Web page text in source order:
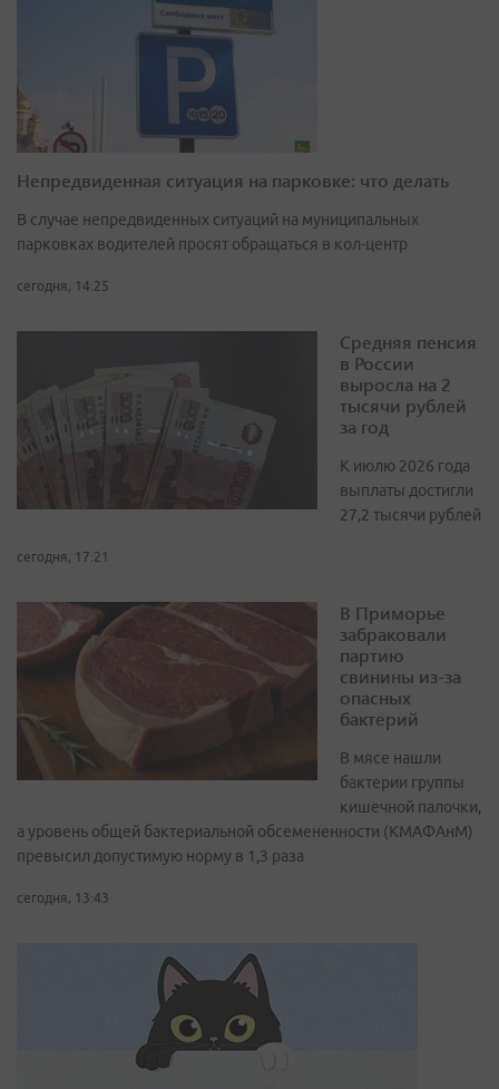
Непредвиденная ситуация на парковке: что делать
В случае непредвиденных ситуаций на муниципальных
парковках водителей просят обращаться в кол-центр
сегодня, 14:25
Средняя пенсия
в России
выросла на 2
тысячи рублей
за год
К июлю 2026 года
выплаты достигли
27,2 тысячи рублей
сегодня, 17:21
В Приморье
забраковали
партию
свинины из-за
опасных
бактерий
В мясе нашли
бактерии группы
кишечной палочки,
а уровень общей бактериальной обсемененности (КМАФАнМ)
превысил допустимую норму в 1,3 раза
сегодня, 13:43